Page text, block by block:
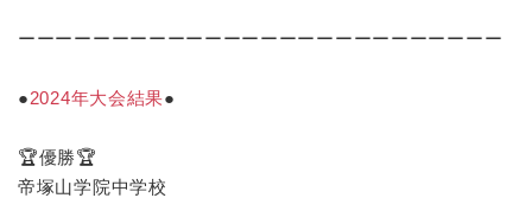
ーーーーーーーーーーーーーーーーーーーーーーーーーー
●2024年大会結果●
🏆優勝🏆
帝塚山学院中学校